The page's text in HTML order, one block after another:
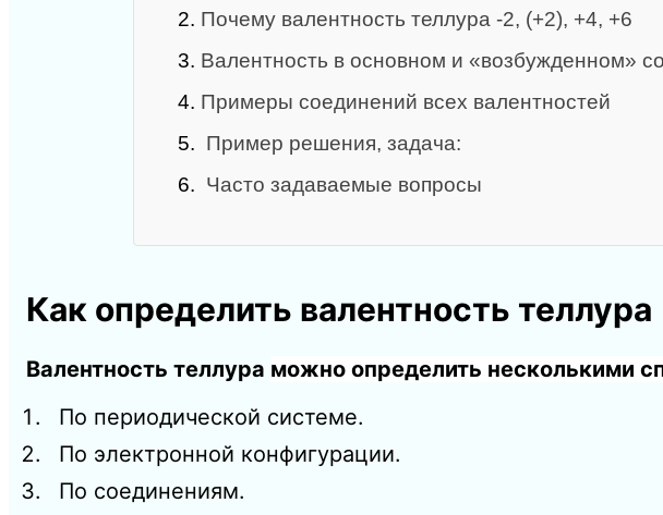
2. Почему валентность теллура -2, (+2), +4, +6
3. Валентность в основном и «возбужденном»
4. Примеры соединений всех валентностей
5. Пример решения, задача:
6. Часто задаваемые вопросы
Как определить валентность теллура
Валентность теллура можно определить несколькими
По периодической системе.
По электронной конфигурации.
По соединениям.